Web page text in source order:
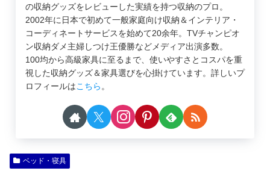
の収納グッズをレビューした実績を持つ収納のプロ。
2002年に日本で初めて一般家庭向け収納＆インテリア・
コーディネートサービスを始めて20余年。TVチャンピオ
ン収納ダメ主婦しつけ王優勝などメディア出演多数。
100均から高級家具に至るまで、使いやすさとコスパを重
視した収納グッズ＆家具選びを心掛けています。詳しいプ
ロフィールはこちら。
ベッド・寝具